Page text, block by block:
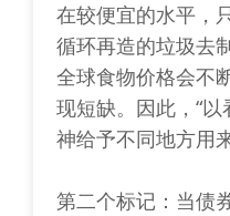
在较便宜的水平，
循环再造的垃圾去
全球食物价格会不
现短缺。因此，“
神给予不同地方用
第二个标记：当债